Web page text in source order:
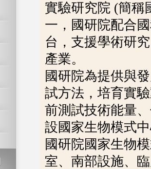
實驗研究院 (簡稱
一，國研院配合
台，支援學術研
產業。
國研院為提供與
試方法，培育實
前測試技術能量
設國家生物模式
國研院國家生物
室、南部設施、